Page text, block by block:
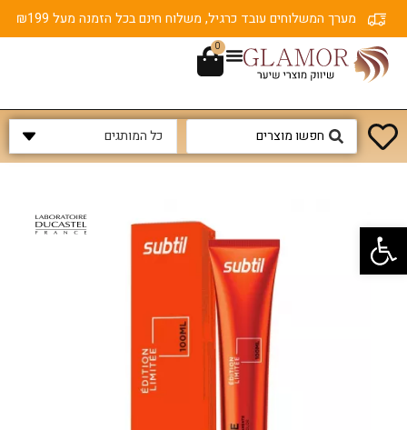
פתח סרגל נגישות
מערך המשלוחים עובד כרגיל, משלוח חינם בכל הזמנה מעל ₪199
0